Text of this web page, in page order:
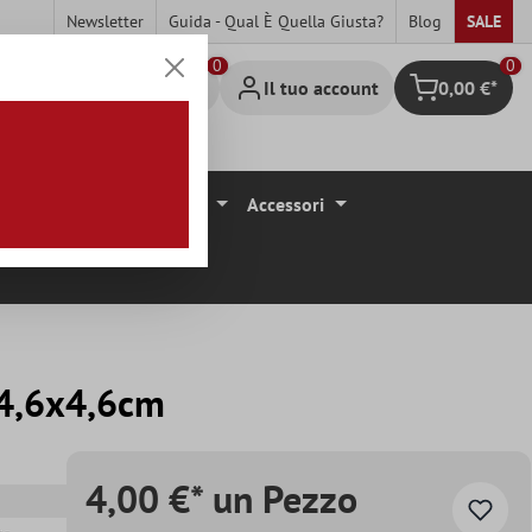
Newsletter Guida - Qual È Quella Giusta? Blog SALE
Il tuo account Carrello degli
0
0,00 €*
Accessori
4,00 €* un Pezzo